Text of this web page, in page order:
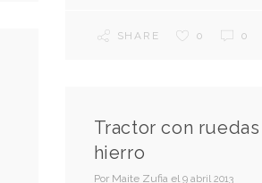
SHARE 0 0
Tractor con
hierro
Por Maite Zufia el9 abril 2013